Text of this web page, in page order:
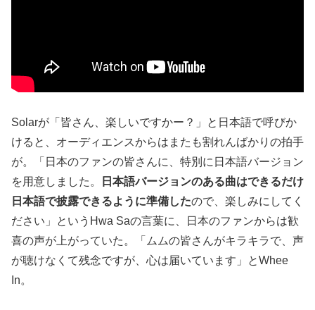
Solarが「皆さん、楽しいですかー？」と日本語で呼びか
けると、オーディエンスからはまたも割れんばかりの拍手
が。「日本のファンの皆さんに、特別に日本語バージョン
を用意しました。
日本語バージョンのある曲はできるだけ
日本語で披露できるように準備したので、楽しみにしてく
ださい」というHwa Saの言葉に、日本のファンからは歓
喜の声が上がっていた。「ムムの皆さんがキラキラで、声
が聴けなくて残念ですが、心は届いています」とWhee
In。